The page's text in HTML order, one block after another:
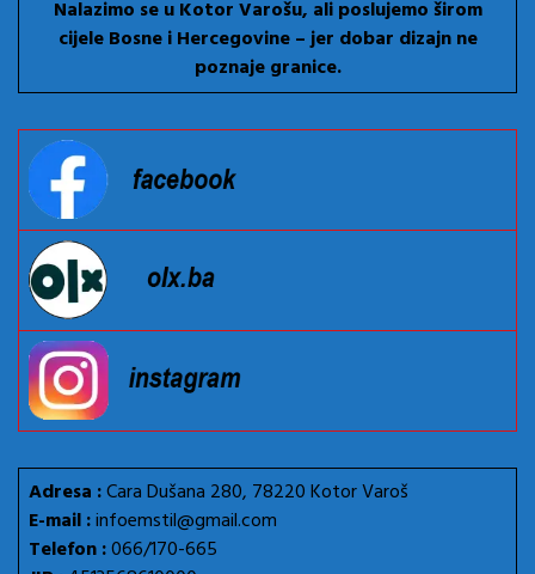
Nalazimo se u Kotor Varošu, ali poslujemo širom
cijele Bosne i Hercegovine – jer dobar dizajn ne
poznaje granice.
Adresa :Cara Dušana 280, 78220 Kotor Varoš
E-mail :infoemstil@gmail.com
Telefon :066/170-665